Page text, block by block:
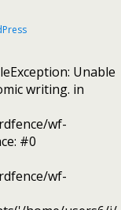
Unable
writing. in
wf-
#0
wf-